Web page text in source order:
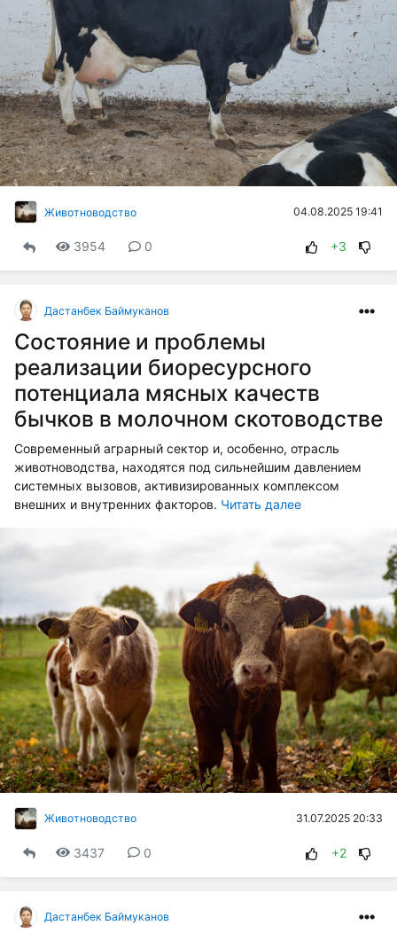
Животноводство 04.08.2025 19:41
3954 0 +3
Дастанбек Баймуканов
Состояние и проблемы
реализации биоресурсного
потенциала мясных качеств
бычков в молочном скотоводстве
Современный аграрный сектор и, особенно, отрасль
животно­водства, находятся под сильнейшим давлением
системных вызовов, активизированных комплексом
внешних и внутренних факторов. Читать далее
Животноводство 31.07.2025 20:33
3437 0 +2
Дастанбек Баймуканов